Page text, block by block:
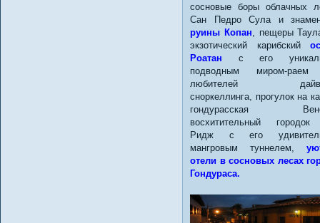
сосновые боры облачных
Сан Педро Сула и
руины Копан , пещеры
экзотический карибский
Роатан с его
подводным миром-
любителей
сноркеллинга, прогулок на
гондурасская
восхитительный
Ридж с его
мангровым туннелем,
отели в сосновых лесах
Гондураса.